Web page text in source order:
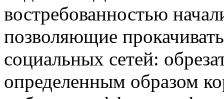
востребованностью
позволяющие
социальных сетей:
определенным образом